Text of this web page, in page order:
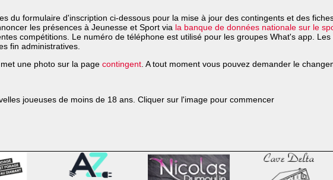
du formulaire d'inscription ci-dessous pour la mise à jour des contingents et des
les présences à Jeunesse et Sport via la banque de données nationale sur le
compétitions. Le numéro de téléphone est utilisé pour les groupes What's app.
fin administratives.
une photo sur la page contingent . A tout moment vous pouvez demander le
joueuses de moins de 18 ans. Cliquer sur l'image pour commencer